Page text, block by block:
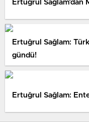
Ertuğrul Sağlam’dan
Ertuğrul Sağlam:
gündü!
Ertuğrul Sağlam: